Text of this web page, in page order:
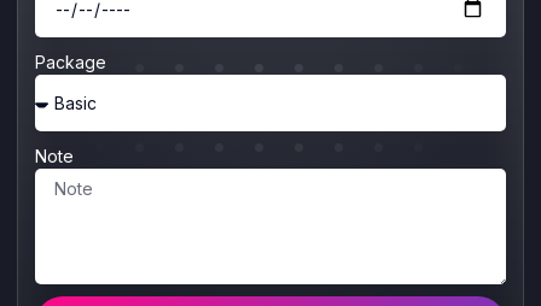
Package
Note